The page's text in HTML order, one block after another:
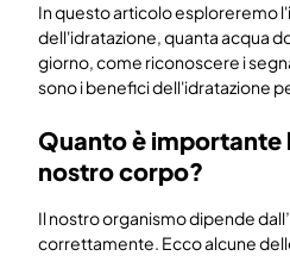
In questo articolo esploreremo
dell'idratazione, quanta acqua
giorno, come riconoscere i
sono i benefici dell'idratazione
Quanto è importante
nostro corpo?
Il nostro organismo dipende
correttamente. Ecco alcune